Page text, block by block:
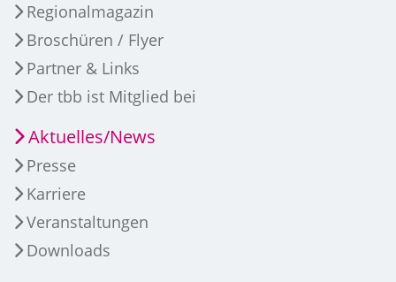
Regionalmagazin
Broschüren / Flyer
Partner & Links
Der tbb ist Mitglied bei
Aktuelles/News
Presse
Karriere
Veranstaltungen
Downloads